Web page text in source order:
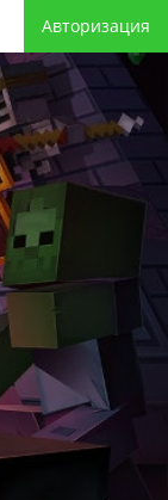
Авторизация